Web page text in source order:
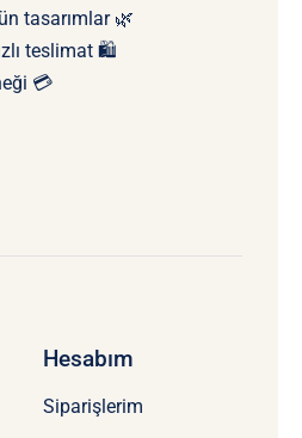
tasarımlar 🌿
teslimat 🛍️
💳
Hesabım
Siparişlerim